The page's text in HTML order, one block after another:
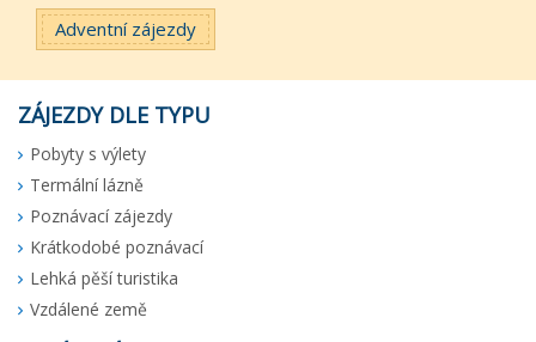
Adventní zájezdy
ZÁJEZDY DLE TYPU
Pobyty s výlety
Termální lázně
Poznávací zájezdy
Krátkodobé poznávací
Lehká pěší turistika
Vzdálené země